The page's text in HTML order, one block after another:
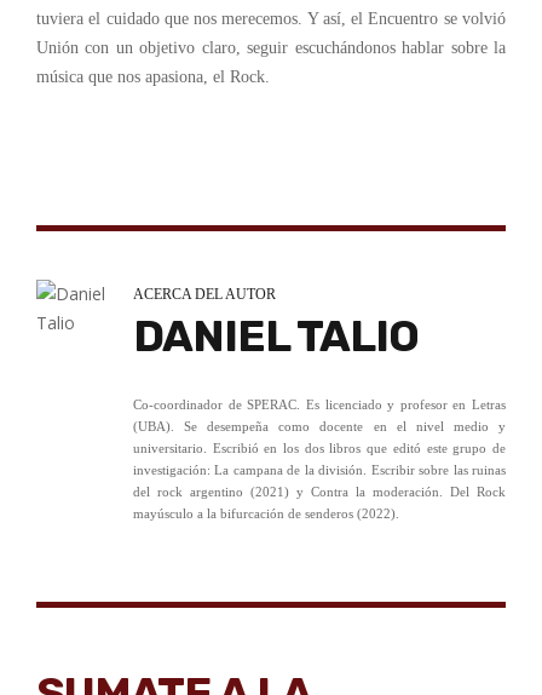
tuviera el cuidado que nos merecemos. Y así, el Encuentro se volvió
Unión con un objetivo claro, seguir escuchándonos hablar sobre la
música que nos apasiona, el Rock.
ACERCA DEL AUTOR
DANIEL TALIO
Co-coordinador de SPERAC. Es licenciado y profesor en Letras
(UBA). Se desempeña como docente en el nivel medio y
universitario. Escribió en los dos libros que editó este grupo de
investigación: La campana de la división. Escribir sobre las ruinas
del rock argentino (2021) y Contra la moderación. Del Rock
mayúsculo a la bifurcación de senderos (2022).